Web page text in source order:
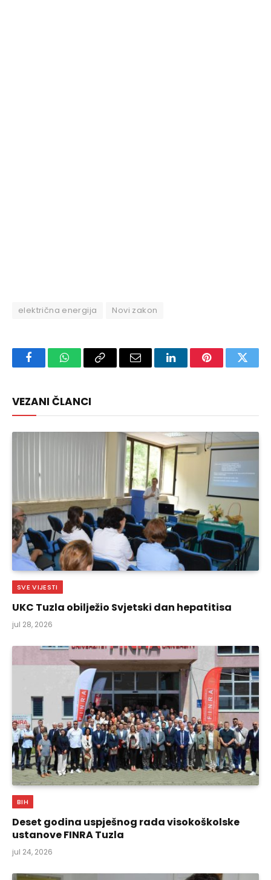
električna energija Novi zakon
FacebookWhatsAppCopy
Email LinkedInPinterest
VEZANI ČLANCI
SVE VIJESTI
UKC Tuzla obilježio Svjetski dan hepatitisa
jul 28, 2026
BIH
Deset godina uspješnog rada visokoškolske
ustanove FINRA Tuzla
jul 24, 2026